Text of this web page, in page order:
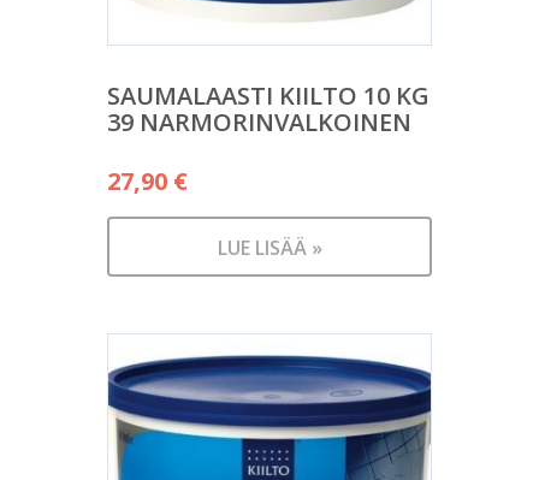
SAUMALAASTI KIILTO 10 KG
39 NARMORINVALKOINEN
27,90 €
LUE LISÄÄ »